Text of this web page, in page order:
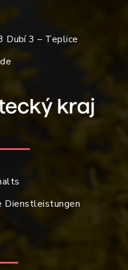
Dubí 3 – Teplice
Dienstleistungen